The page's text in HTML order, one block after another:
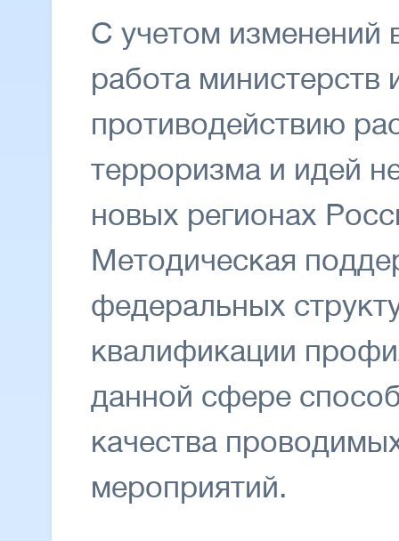
С учетом изменений
работа министерств
противодействию
терроризма и идей
новых регионах
Методическая
федеральных
квалификации
данной сфере
качества
мероприятий.